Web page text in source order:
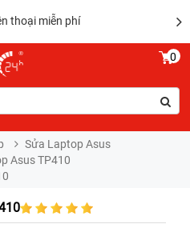
thoại miễn phí
0
Sửa Laptop Asus
Asus TP410